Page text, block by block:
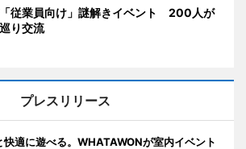
従業員向け」謎解きイベント 200人が
り交流
プレスリリース
快適に遊べる。WHATAWONが室内イベント